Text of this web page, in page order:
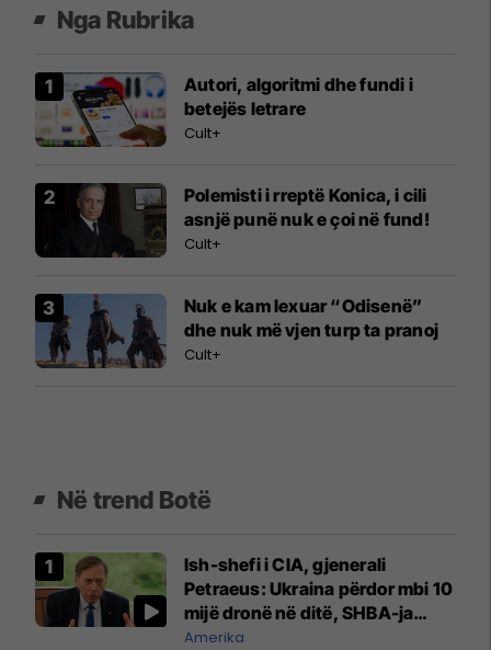
Nga Rubrika
Autori, algoritmi dhe fundi i
betejës letrare
Cult+
Polemisti i rreptë Konica, i cili
asnjë punë nuk e çoi në fund!
Cult+
Nuk e kam lexuar “Odisenë”
dhe nuk më vjen turp ta pranoj
Cult+
Në trend Botë
Ish-shefi i CIA, gjenerali
Petraeus: Ukraina përdor mbi 10
mijë dronë në ditë, SHBA-ja
mbetet shumë prapa në
Amerika